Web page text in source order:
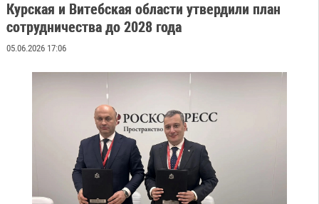
Курская и Витебская области утвердили план
сотрудничества до 2028 года
05.06.2026 17:06